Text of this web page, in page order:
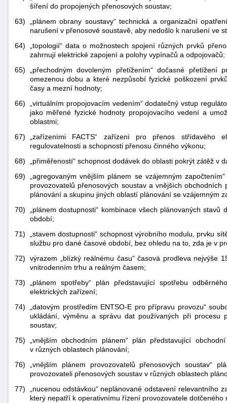
šíření do propojených přenosových soustav;
63)
„plánem obrany soustavy“ technická a organizační
narušení v přenosové soustavě, aby nedošlo k narušení ve
64)
„topologií“ data o možnostech spojení různých prvků
zahrnují elektrické zapojení a polohy vypínačů a odpojovačů;
65)
„přechodným dovoleným přetížením“ dočasné
omezenou dobu a které nezpůsobí fyzické poškození
časy a mezní hodnoty;
66)
„virtuálním propojovacím vedením“ dodatečný vstup
jako měřené fyzické hodnoty propojovacího vedení a
oblastmi;
67)
„zařízeními FACTS“ zařízení pro přenos střídavého
regulovatelnosti a schopnosti přenosu činného výkonu;
68)
„přiměřeností“ schopnost dodávek do oblasti pokrýt zátěž v
69)
„agregovaným vnějším plánem se vzájemným
provozovatelů přenosových soustav a vnějších
plánování a skupinu jiných oblastí plánování se vzájemným
70)
„plánem dostupnosti“ kombinace všech plánovaných
období;
71)
„stavem dostupnosti“ schopnost výrobního modulu, prvku
službu pro dané časové období, bez ohledu na to, zda je v
72)
výrazem „blízký reálnému času“ časová prodleva nejvýše
vnitrodenním trhu a reálným časem;
73)
„plánem spotřeby“ plán představující spotřebu
elektrických zařízení;
74)
„datovým prostředím ENTSO-E pro přípravu provozu“
ukládání, výměnu a správu dat používaných při procesu
soustav;
75)
„vnějším obchodním plánem“ plán představující
v různých oblastech plánování;
76)
„vnějším plánem provozovatelů přenosových soustav“
provozovateli přenosových soustav v různých oblastech
77)
„nucenou odstávkou“ neplánované odstavení
který nepatří k operativnímu řízení provozovatele dotčeného